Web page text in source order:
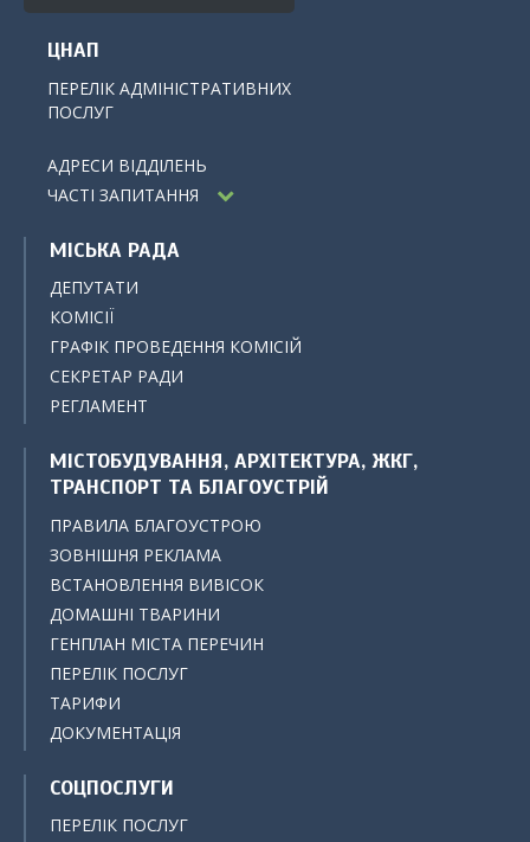
ЦНАП
ПЕРЕЛІК АДМІНІСТРАТИВНИХ
ПОСЛУГ
АДРЕСИ ВІДДІЛЕНЬ
ЧАСТІ ЗАПИТАННЯ
МІСЬКА РАДА
ДЕПУТАТИ
КОМІСІЇ
ГРАФІК ПРОВЕДЕННЯ КОМІСІЙ
СЕКРЕТАР РАДИ
РЕГЛАМЕНТ
МІСТОБУДУВАННЯ, АРХІТЕКТУРА, ЖКГ,
ТРАНСПОРТ ТА БЛАГОУСТРІЙ
ПРАВИЛА БЛАГОУСТРОЮ
ЗОВНІШНЯ РЕКЛАМА
ВСТАНОВЛЕННЯ ВИВІСОК
ДОМАШНІ ТВАРИНИ
ГЕНПЛАН МІСТА ПЕРЕЧИН
ПЕРЕЛІК ПОСЛУГ
ТАРИФИ
ДОКУМЕНТАЦІЯ
СОЦПОСЛУГИ
ПЕРЕЛІК ПОСЛУГ